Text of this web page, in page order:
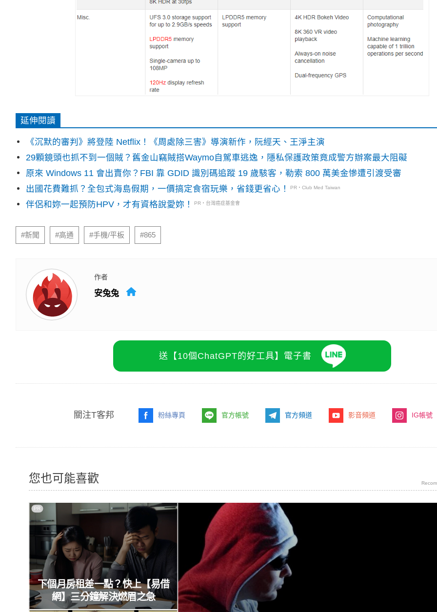
延伸閱讀
《沉默的審判》將登陸 Netflix！《周處除三害》導演新作，阮經天、王淨主演
29顆鏡頭也抓不到一個賊？舊金山竊賊搭Waymo自駕車逃逸，隱私保護政策竟成警方辦案最大阻礙
原來 Windows 11 會出賣你？FBI 靠 GDID 識別碼追蹤 19 歲駭客，勒索 800 萬美金慘遭引渡受審
出國花費難抓？全包式海島假期，一價搞定食宿玩樂，省錢更省心！
PR・Club Med Taiwan
伴侶和妳一起預防HPV，才有資格說愛妳！ PR・台灣癌症基金會
#新聞 #高通 #手機/平板 #865
作者
安兔兔
送【10個ChatGPT的好工具】電子書
關注T客邦 粉絲專頁 官方帳號 官方頻道 影音頻道 IG帳號
您也可能喜歡
下個月房租差一點？快上【易借
網】三分鐘解決燃眉之急
PR